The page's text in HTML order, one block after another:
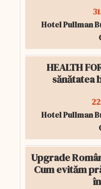
Hotel Pullman
HEALTH
sănătatea
Hotel Pullman
Upgrade
Cum evităm